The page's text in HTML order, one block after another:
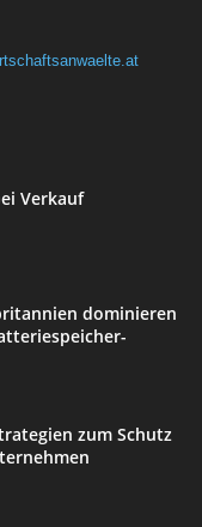
Verkauf
dominieren
zum Schutz